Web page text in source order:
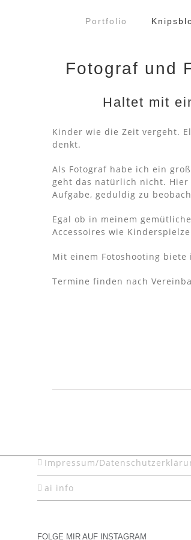
Portfolio
Fotograf und
Haltet mit
Kinder wie die Zeit vergeht.
denkt.
Als Fotograf habe ich ein
geht das natürlich nicht.
Aufgabe, geduldig zu
Egal ob in meinem
Accessoires wie
Mit einem Fotoshooting biete
Termine finden nach
Impressum/
ai info
FOLGE MIR AUF INSTAGRAM